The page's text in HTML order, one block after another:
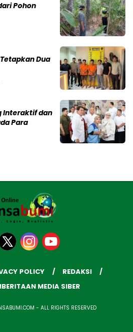
Pohon
Dua
Interaktif dan
Para
POLICY
REDAKSI
MEDIA SIBER
- ALL RIGHTS RESERVED